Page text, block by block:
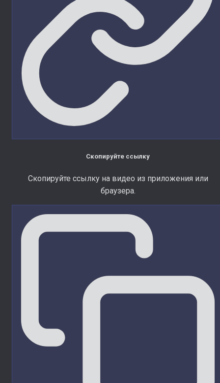
Скопируйте ссылку
Скопируйте ссылку на видео из приложения или
браузера.